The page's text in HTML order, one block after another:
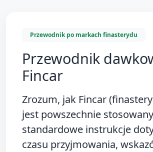
Przewodnik po markach finasterydu
Przewodnik
Fincar
Zrozum, jak Fincar
jest powszechnie
standardowe instrukcje
czasu przyjmowania,